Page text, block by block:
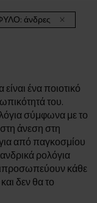
άνδρες
ένα ποιοτικό
του.
σύμφωνα με το
άνεση στη
από παγκοσμίου
ρολόγια
κάθε
δεν θα το